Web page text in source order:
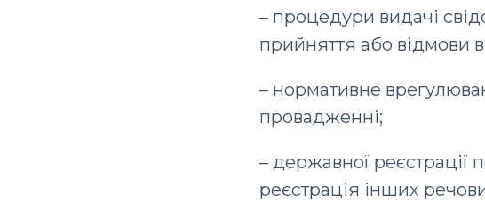
– процедури видачі
прийняття або відмови
– нормативне
провадженні;
– державної реєстрації
реєстрація інших